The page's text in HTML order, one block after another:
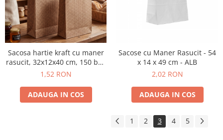
Sacosa hartie kraft cu maner
rasucit, 32x12x40 cm, 150 buc
- ABSTRACT
1,52 RON
ADAUGA IN COS
Sacose cu Maner Rasucit - 54
x 14 x 49 cm - ALB
2,02 RON
ADAUGA IN COS
1 2 3 4 5